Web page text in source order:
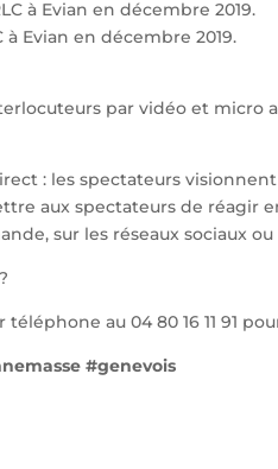
Evian en décembre 2019.
par vidéo et micro
: les spectateurs
aux spectateurs de réagir
sur les réseaux sociaux
téléphone au 04 80 16 11 91
#genevois